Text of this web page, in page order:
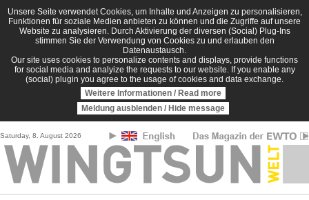
Direkt zum Inhalt
Unsere Seite verwendet Cookies, um Inhalte und Anzeigen zu personalisieren,
Funktionen für soziale Medien anbieten zu können und die Zugriffe auf unsere
Website zu analysieren. Durch Aktivierung der diversen (Social) Plug-Ins
stimmen Sie der Verwendung von Cookies zu und erlauben den
Datenaustausch.
Our site uses cookies to personalize contents and displays, provide functions
for social media and analyize the requests to our website. If you enable any
(social) plugin you agree to the usage of cookies and data exchange.
Weitere Informationen / Read more
Meldung ausblenden / Hide message
Saturday, 8. August 2026